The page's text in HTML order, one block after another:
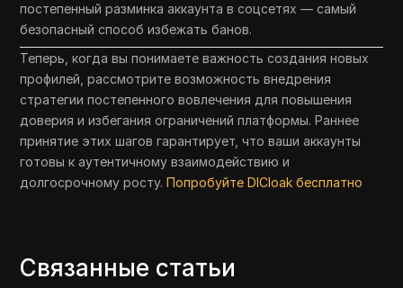
постепенный разминка аккаунта в соцсетях — самый
безопасный способ избежать банов.
Теперь, когда вы понимаете важность создания новых
профилей, рассмотрите возможность внедрения
стратегии постепенного вовлечения для повышения
доверия и избегания ограничений платформы. Раннее
принятие этих шагов гарантирует, что ваши аккаунты
готовы к аутентичному взаимодействию и
долгосрочному росту.Попробуйте DICloak бесплатно
Связанные статьи